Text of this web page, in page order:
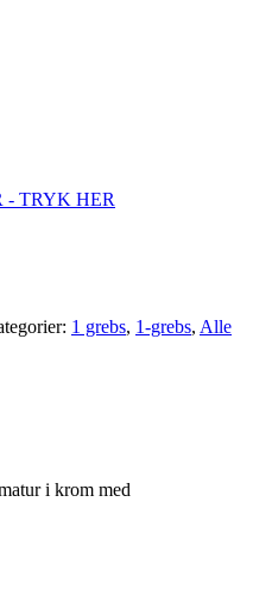
- TRYK HER
1 grebs, 1-grebs, Alle
i krom med